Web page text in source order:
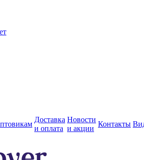
Доставка
и оплата
Новости
и акции
Контакты